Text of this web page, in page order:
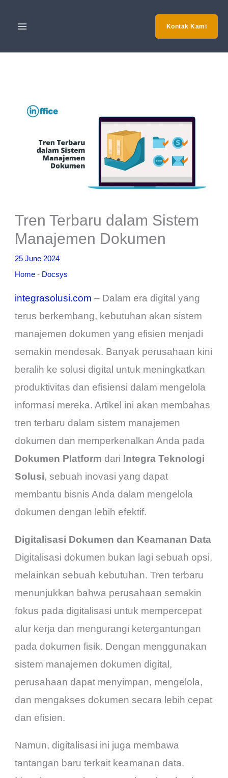
Kontak Kami
Tren Terbaru dalam Sistem
Manajemen Dokumen
25 June 2024
Home - Docsys
integrasolusi.com – Dalam era digital yang
terus berkembang, kebutuhan akan sistem
manajemen dokumen yang efisien menjadi
semakin mendesak. Banyak perusahaan kini
beralih ke solusi digital untuk meningkatkan
produktivitas dan efisiensi dalam mengelola
informasi mereka. Artikel ini akan membahas
tren terbaru dalam sistem manajemen
dokumen dan memperkenalkan Anda pada
Dokumen Platform dari Integra Teknologi
Solusi, sebuah inovasi yang dapat
membantu bisnis Anda dalam mengelola
dokumen dengan lebih efektif.
Digitalisasi Dokumen dan Keamanan Data
Digitalisasi dokumen bukan lagi sebuah opsi,
melainkan sebuah kebutuhan. Tren terbaru
menunjukkan bahwa perusahaan semakin
fokus pada digitalisasi untuk mempercepat
alur kerja dan mengurangi ketergantungan
pada dokumen fisik. Dengan menggunakan
sistem manajemen dokumen digital,
perusahaan dapat menyimpan, mengelola,
dan mengakses dokumen secara lebih cepat
dan efisien.
Namun, digitalisasi ini juga membawa
tantangan baru terkait keamanan data.